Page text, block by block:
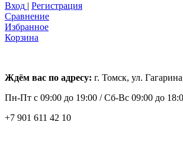
Вход | Регистрация
Сравнение
Избранное
Корзина
Ждём вас по адресу: г. Томск, ул.
Пн-Пт с 09:00 до 19:00 /Сб-Вс 09:00 до
+7 901 611 42 10